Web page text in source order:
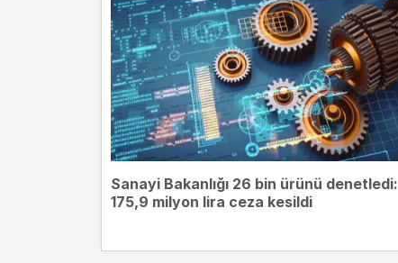
Sanayi Bakanlığı 26 bin ürünü denetledi:
175,9 milyon lira ceza kesildi